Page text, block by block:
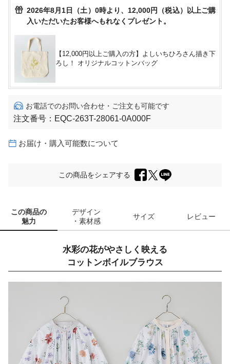
2026年8月1日（土）0時より、12,000円（税込）以上ご購
入いただいたお客様へもれなくプレゼント。
【12,000円以上ご購入の方】よしいちひろさん描き下
ろし！ オリジナルコットンバッグ
お電話でのお問い合わせ・ご注文も可能です
注文番号： EQC-263T-28061-0A000F
お届け・購入可能数について
この商品をシェアする
この商品の
魅力
デザイン
・素材感
サイズ レビュー
水彩の花がやさしく映える
コットンボイルブラウス